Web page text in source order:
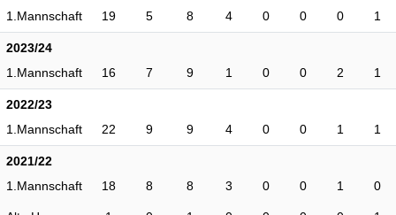
1.Mannschaft
19 5 8 4 0 0 0 1
2023/24
1.Mannschaft
16 7 9 1 0 0 2 1
2022/23
1.Mannschaft
22 9 9 4 0 0 1 1
2021/22
1.Mannschaft
18 8 8 3 0 0 1 0